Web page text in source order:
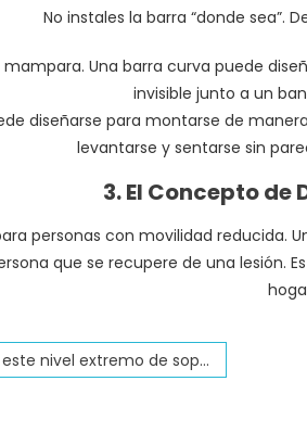
No instales la barra “donde sea”.
Una barra curva puede
invisible junto a un
diseñarse para montarse de
levantarse y sentarse sin
3. El Concepto de
personas con movilidad reducida.
que se recupere de una
nivel extremo de soporte